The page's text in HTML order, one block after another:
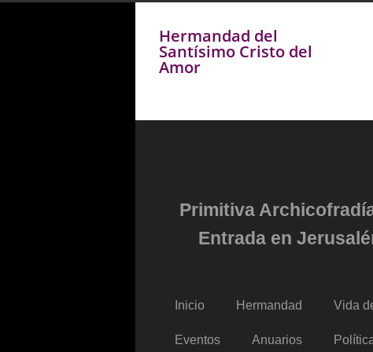
Hermandad del
Santísimo Cristo del
Amor
Primitiva
Entrada en
Inicio Hermandad Vida
Eventos Anuarios